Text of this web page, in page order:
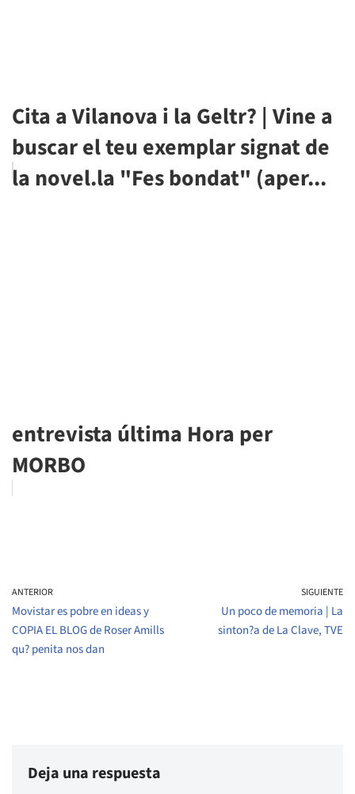
Cita a Vilanova i la Geltr? | Vine a
buscar el teu exemplar signat de
la novel.la "Fes bondat" (aper...
entrevista última Hora per
MORBO
ANTERIOR
Movistar es pobre en ideas y
COPIA EL BLOG de Roser Amills
qu? penita nos dan
SIGUIENTE
Un poco de memoria | La
sinton?a de La Clave, TVE
Deja una respuesta